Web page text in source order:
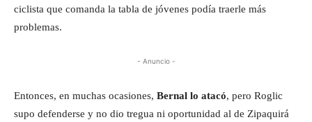
ciclista que comanda la tabla de jóvenes podía traerle más
problemas.
- Anuncio -
Entonces, en muchas ocasiones, Bernal lo atacó, pero Roglic
supo defenderse y no dio tregua ni oportunidad al de Zipaquirá